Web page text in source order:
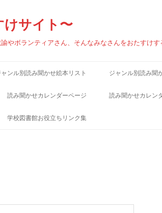
けサイト〜
ボランティアさん、そんなみなさんをおたすけす
ャンル別読み聞かせ絵本リスト
（あ）秋
（あ）雨
ジャンル別読み聞
（あ）秋
読み聞かせカレンダーページ 読み聞かせカレン
学校図書館お役立ちリンク集